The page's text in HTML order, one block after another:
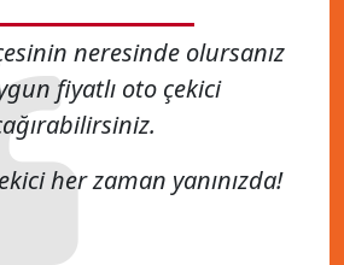
neresinde olursanız
fiyatlı oto çekici
her zaman yanınızda!